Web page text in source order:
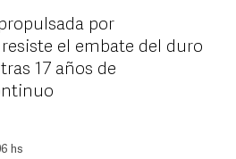
por
el embate del duro
17 años de
hs